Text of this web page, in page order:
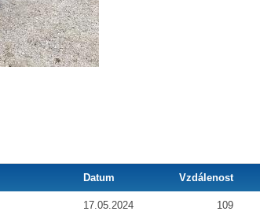
Datum Vzdálenost
17.05.2024 109